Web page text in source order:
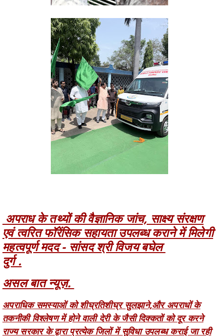
महत्वपूर्ण मदद - सांसद श्री विजय बघेल
दुर्ग .
असल बात न्यूज़.
अपराधिक समस्याओं को शीघ्रतिशीघ्र सुलझाने,और अपराधों के
तकनीकी विश्लेषण में होने वाली देरी के जैसी दिक्कतों को दूर करने
राज्य सरकार के द्वारा प्रत्येक जिलों में सुविधा उपलब्ध कराई जा रही
है. इसी कड़ी में दुर्ग जिला पुलिस को फॉरेंसिक लैब वैन उपलब्ध कराया
गया है.आज यहां दुर्ग लोकसभा क्षेत्र के सांसद श्री विजय बघेल ल